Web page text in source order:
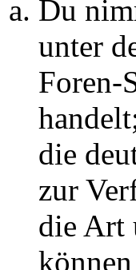
Du
unter
Foren-
die
zur
die Art